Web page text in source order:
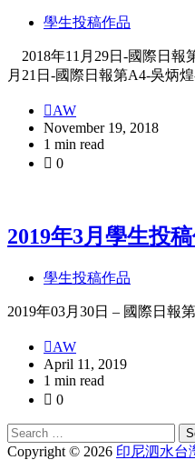
學生投稿作品
2018年11月29日-國際日報
月21日-國際日報第A4-吳炳
AW
November 19, 2018
1 min read
0
2019年3月學生投
學生投稿作品
2019年03月30日 – 國際日報
AW
April 11, 2019
1 min read
0
Search
for:
Copyright © 2026 印尼泗水台